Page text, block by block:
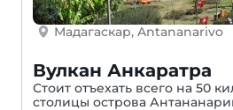
Мадагаскар, Antananarivo
Вулкан Анкаратра
Стоит отъехать всего на 50
столицы острова